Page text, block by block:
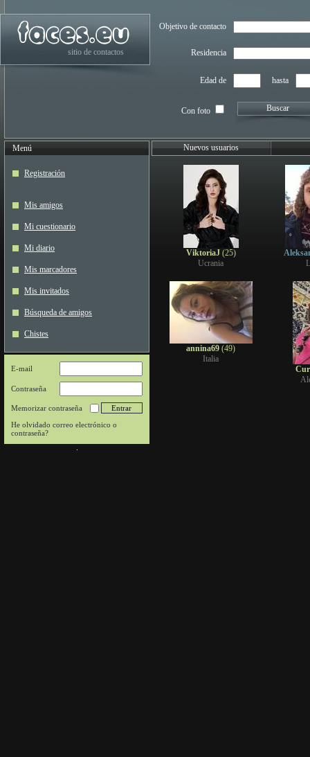
sitio de contactos
Objetivo de contacto
Residencia
Edad de hasta
Con foto Buscar
Menú
Registración
Mis amigos
Mi cuestionario
Mi diario
Mis marcadores
Mis invitados
Búsqueda de amigos
Chistes
E-mail
Contraseña
Memorizar contraseña
He olvidado correo electrónico o
contraseña?
Nuevos usuarios
ViktoriaJ (25)
Ucrania
annina69 (49)
Italia